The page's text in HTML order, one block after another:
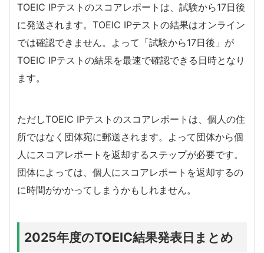
TOEIC IPテストのスコアレポートは、試験から17日後
に発送されます。TOEIC IPテストの結果はオンライン
では確認できません。よって「試験から17日後」が
TOEIC IPテストの結果を最速で確認できる日時となり
ます。
ただしTOEIC IPテストのスコアレポートは、個人の住
所ではなく団体宛に郵送されます。よって団体から個
人にスコアレポートを返却するステップが必要です。
団体によっては、個人にスコアレポートを返却するの
に時間がかかってしまうかもしれません。
2025年度のTOEIC結果発表日まとめ